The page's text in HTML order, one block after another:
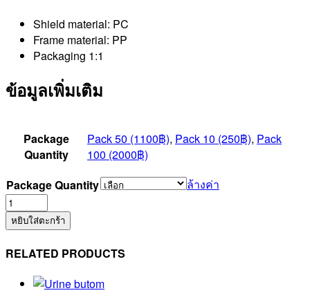
Shield material: PC
Frame material: PP
Packaging 1:1
ข้อมูลเพิ่มเติม
Package
Quantity
Pack 50 (1100฿), Pack 10 (250฿), Pack
100 (2000฿)
Package Quantity
ล้างค่า
จำนวน
Protective
Visor
(P9TH61ME)
หยิบใส่ตะกร้า
RELATED PRODUCTS